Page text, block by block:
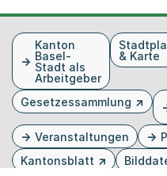
FusszeileKanton
Basel-
Stadt als
Arbeitgeber
& Karte
Gesetzessammlung
Veranstaltungen
Kantonsblatt